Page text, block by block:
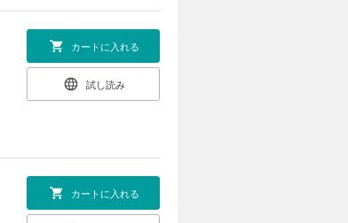
カートに入れる
試し読み
カートに入れる